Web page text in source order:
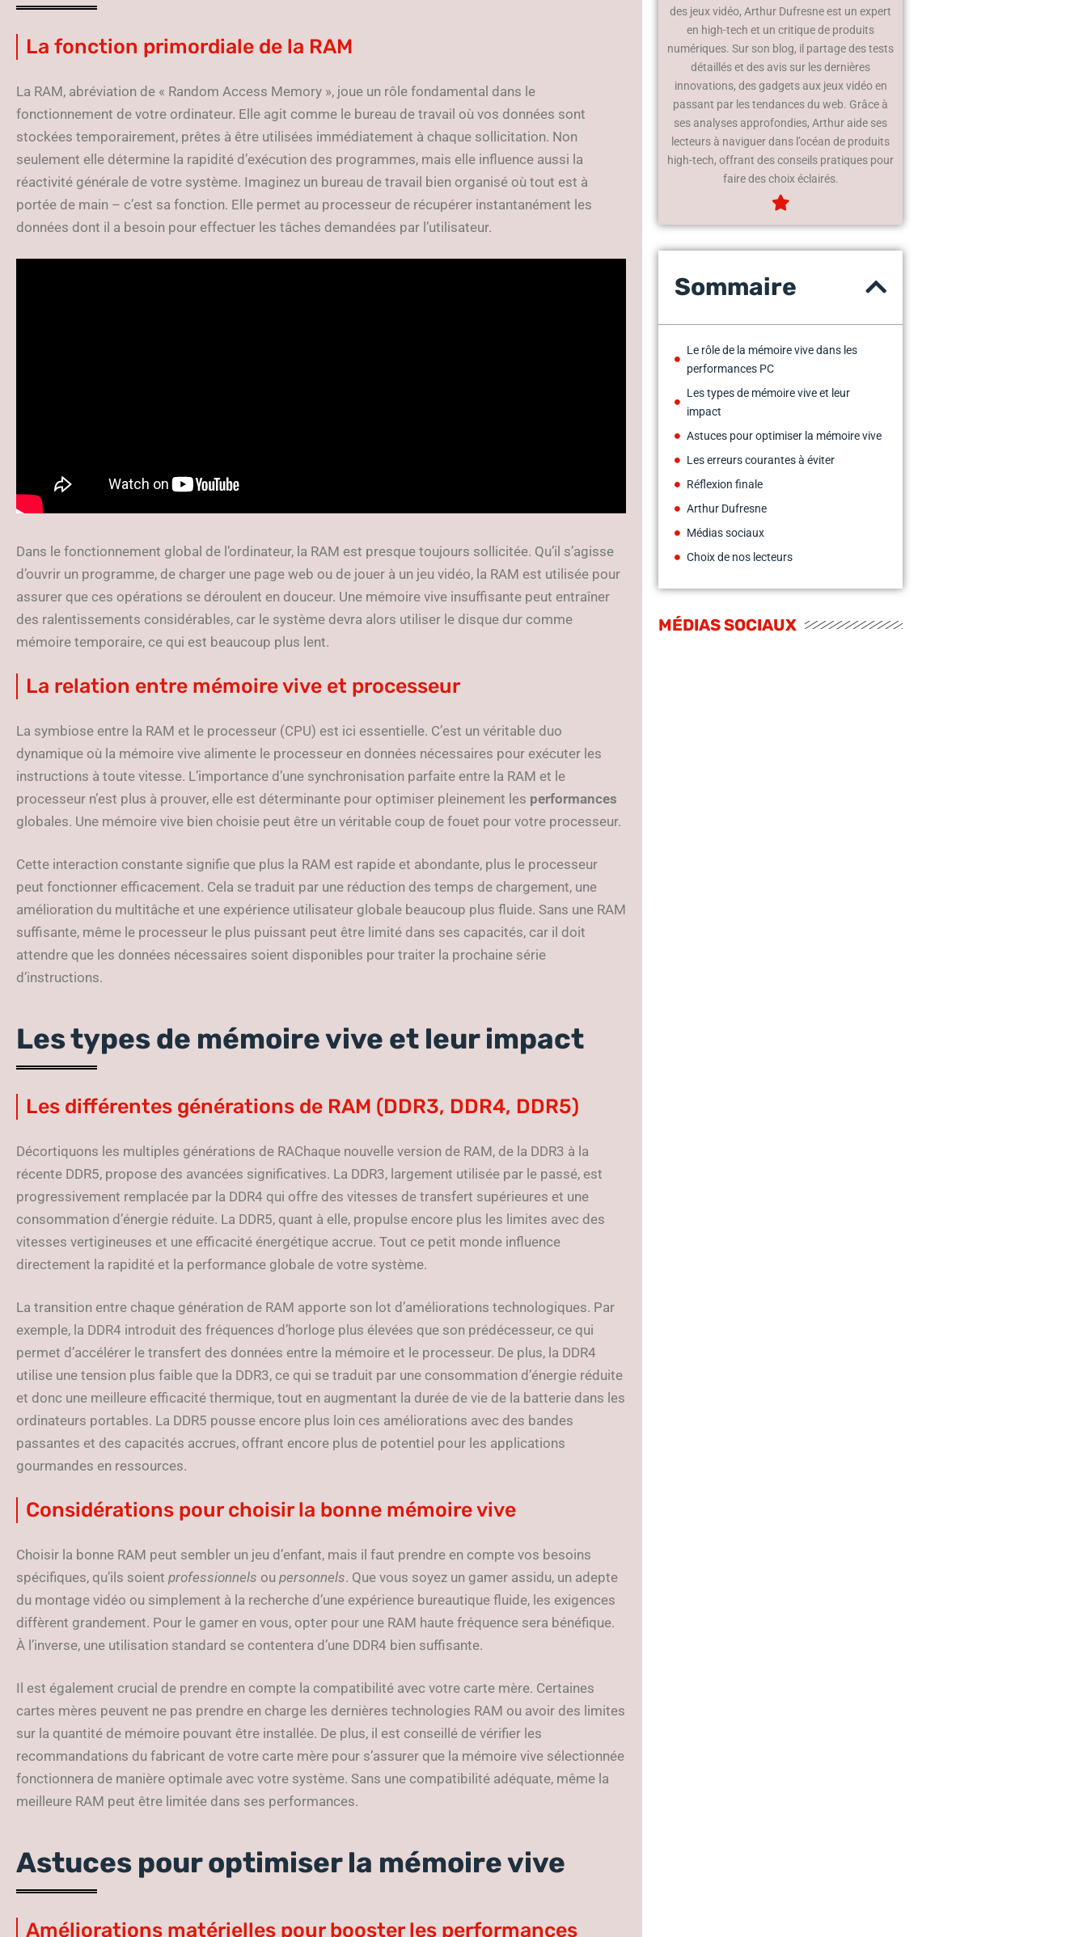
La fonction primordiale de la RAM
La RAM, abréviation de « Random Access Memory », joue un rôle fondamental dans le
fonctionnement de votre ordinateur. Elle agit comme le bureau de travail où vos données sont
stockées temporairement, prêtes à être utilisées immédiatement à chaque sollicitation. Non
seulement elle détermine la rapidité d’exécution des programmes, mais elle influence aussi la
réactivité générale de votre système. Imaginez un bureau de travail bien organisé où tout est à
portée de main – c’est sa fonction. Elle permet au processeur de récupérer instantanément les
données dont il a besoin pour effectuer les tâches demandées par l’utilisateur.
Dans le fonctionnement global de l’ordinateur, la RAM est presque toujours sollicitée. Qu’il s’agisse
d’ouvrir un programme, de charger une page web ou de jouer à un jeu vidéo, la RAM est utilisée pour
assurer que ces opérations se déroulent en douceur. Une mémoire vive insuffisante peut entraîner
des ralentissements considérables, car le système devra alors utiliser le disque dur comme
mémoire temporaire, ce qui est beaucoup plus lent.
La relation entre mémoire vive et processeur
La symbiose entre la RAM et le processeur (CPU) est ici essentielle. C’est un véritable duo
dynamique où la mémoire vive alimente le processeur en données nécessaires pour exécuter les
instructions à toute vitesse. L’importance d’une synchronisation parfaite entre la RAM et le
processeur n’est plus à prouver, elle est déterminante pour optimiser pleinement les performances
globales. Une mémoire vive bien choisie peut être un véritable coup de fouet pour votre processeur.
Cette interaction constante signifie que plus la RAM est rapide et abondante, plus le processeur
peut fonctionner efficacement. Cela se traduit par une réduction des temps de chargement, une
amélioration du multitâche et une expérience utilisateur globale beaucoup plus fluide. Sans une RAM
suffisante, même le processeur le plus puissant peut être limité dans ses capacités, car il doit
attendre que les données nécessaires soient disponibles pour traiter la prochaine série
d’instructions.
Les types de mémoire vive et leur impact
Les différentes générations de RAM (DDR3, DDR4, DDR5)
Décortiquons les multiples générations de RAChaque nouvelle version de RAM, de la DDR3 à la
récente DDR5, propose des avancées significatives. La DDR3, largement utilisée par le passé, est
progressivement remplacée par la DDR4 qui offre des vitesses de transfert supérieures et une
consommation d’énergie réduite. La DDR5, quant à elle, propulse encore plus les limites avec des
vitesses vertigineuses et une efficacité énergétique accrue. Tout ce petit monde influence
directement la rapidité et la performance globale de votre système.
La transition entre chaque génération de RAM apporte son lot d’améliorations technologiques. Par
exemple, la DDR4 introduit des fréquences d’horloge plus élevées que son prédécesseur, ce qui
permet d’accélérer le transfert des données entre la mémoire et le processeur. De plus, la DDR4
utilise une tension plus faible que la DDR3, ce qui se traduit par une consommation d’énergie réduite
et donc une meilleure efficacité thermique, tout en augmentant la durée de vie de la batterie dans les
ordinateurs portables. La DDR5 pousse encore plus loin ces améliorations avec des bandes
passantes et des capacités accrues, offrant encore plus de potentiel pour les applications
gourmandes en ressources.
Considérations pour choisir la bonne mémoire vive
Choisir la bonne RAM peut sembler un jeu d’enfant, mais il faut prendre en compte vos besoins
spécifiques, qu’ils soient professionnels ou personnels. Que vous soyez un gamer assidu, un adepte
du montage vidéo ou simplement à la recherche d’une expérience bureautique fluide, les exigences
diffèrent grandement. Pour le gamer en vous, opter pour une RAM haute fréquence sera bénéfique.
À l’inverse, une utilisation standard se contentera d’une DDR4 bien suffisante.
Il est également crucial de prendre en compte la compatibilité avec votre carte mère. Certaines
cartes mères peuvent ne pas prendre en charge les dernières technologies RAM ou avoir des limites
sur la quantité de mémoire pouvant être installée. De plus, il est conseillé de vérifier les
recommandations du fabricant de votre carte mère pour s’assurer que la mémoire vive sélectionnée
fonctionnera de manière optimale avec votre système. Sans une compatibilité adéquate, même la
meilleure RAM peut être limitée dans ses performances.
Astuces pour optimiser la mémoire vive
Améliorations matérielles pour booster les performances
des jeux vidéo, Arthur Dufresne est un expert
en high-tech et un critique de produits
numériques. Sur son blog, il partage des tests
détaillés et des avis sur les dernières
innovations, des gadgets aux jeux vidéo en
passant par les tendances du web. Grâce à
ses analyses approfondies, Arthur aide ses
lecteurs à naviguer dans l’océan de produits
high-tech, offrant des conseils pratiques pour
faire des choix éclairés.
Sommaire
Le rôle de la mémoire vive dans les
performances PC
Les types de mémoire vive et leur
impact
Astuces pour optimiser la mémoire vive
Les erreurs courantes à éviter
Réflexion finale
Arthur Dufresne
Médias sociaux
Choix de nos lecteurs
MÉDIAS SOCIAUX